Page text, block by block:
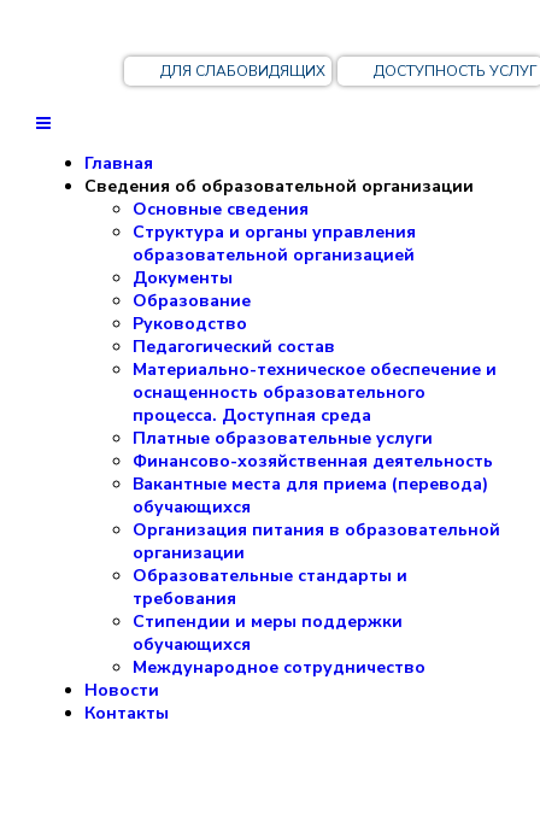
ДОСТУПНОСТЬ УСЛУГ
ДЛЯ СЛАБОВИДЯЩИХ
Главная
Сведения об образовательной организации
Основные сведения
Структура и органы управления
образовательной организацией
Документы
Образование
Руководство
Педагогический состав
Материально-техническое обеспечение и
оснащенность образовательного
процесса. Доступная среда
Платные образовательные услуги
Финансово-хозяйственная деятельность
Вакантные места для приема (перевода)
обучающихся
Организация питания в образовательной
организации
Образовательные стандарты и
требования
Стипендии и меры поддержки
обучающихся
Международное сотрудничество
Новости
Контакты